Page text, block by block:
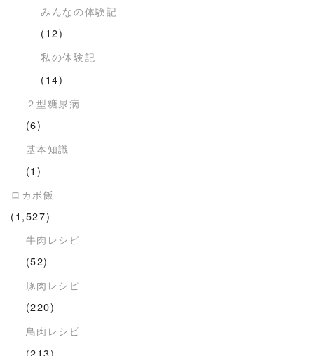
みんなの体験記
(12)
私の体験記
(14)
２型糖尿病
(6)
基本知識
(1)
ロカボ飯
(1,527)
牛肉レシピ
(52)
豚肉レシピ
(220)
鳥肉レシピ
(213)